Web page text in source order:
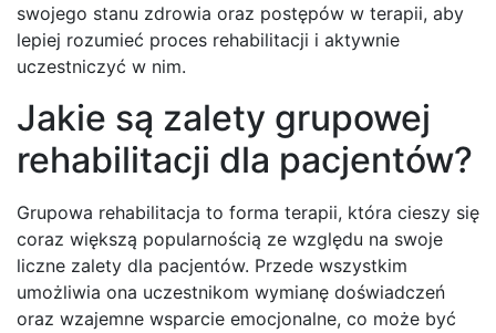
swojego stanu zdrowia oraz postępów w terapii, aby
lepiej rozumieć proces rehabilitacji i aktywnie
uczestniczyć w nim.
Jakie są zalety grupowej
rehabilitacji dla pacjentów?
Grupowa rehabilitacja to forma terapii, która cieszy się
coraz większą popularnością ze względu na swoje
liczne zalety dla pacjentów. Przede wszystkim
umożliwia ona uczestnikom wymianę doświadczeń
oraz wzajemne wsparcie emocjonalne, co może być